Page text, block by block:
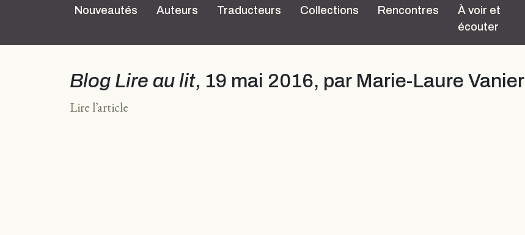
Nouveautés Auteurs Traducteurs Collections Rencontres
À voir et
écouter
Blog Lire au lit, 19 mai 2016, par Marie-Laure Vanier
Lire l’article